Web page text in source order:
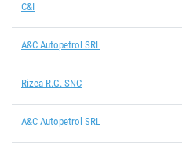
C&I
A&C Autopetrol SRL
Rizea R.G. SNC
A&C Autopetrol SRL